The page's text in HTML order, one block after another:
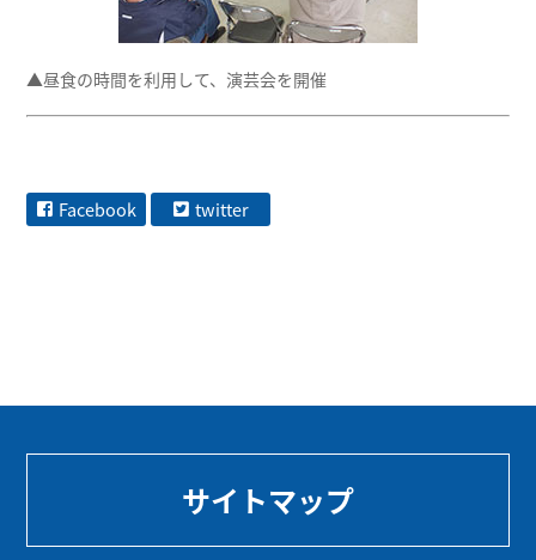
▲昼食の時間を利用して、演芸会を開催
Facebook twitter
サイトマップ